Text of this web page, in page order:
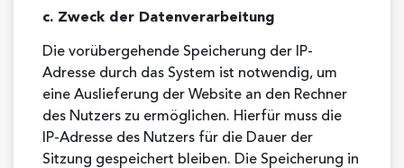
c. Zweck der Datenverarbeitung
Die vorübergehende Speicherung der IP-
Adresse durch das System ist notwendig, um
eine Auslieferung der Website an den Rechner
des Nutzers zu ermöglichen. Hierfür muss die
IP-Adresse des Nutzers für die Dauer der
Sitzung gespeichert bleiben. Die Speicherung in